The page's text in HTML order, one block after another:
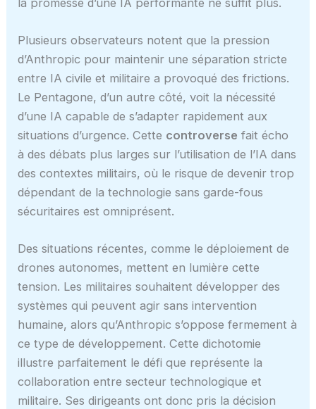
Plusieurs observateurs notent que la pression
d’Anthropic pour maintenir une séparation stricte
entre IA civile et militaire a provoqué des frictions.
Le Pentagone, d’un autre côté, voit la nécessité
d’une IA capable de s’adapter rapidement aux
situations d’urgence. Cette controverse fait écho
à des débats plus larges sur l’utilisation de l’IA dans
des contextes militairs, où le risque de devenir trop
dépendant de la technologie sans garde-fous
sécuritaires est omniprésent.
Des situations récentes, comme le déploiement de
drones autonomes, mettent en lumière cette
tension. Les militaires souhaitent développer des
systèmes qui peuvent agir sans intervention
humaine, alors qu’Anthropic s’oppose fermement à
ce type de développement. Cette dichotomie
illustre parfaitement le défi que représente la
collaboration entre secteur technologique et
militaire. Ses dirigeants ont donc pris la décision